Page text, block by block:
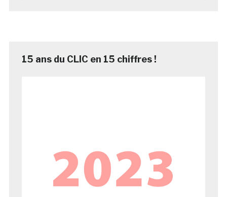
15 ans du CLIC en 15 chiffres !